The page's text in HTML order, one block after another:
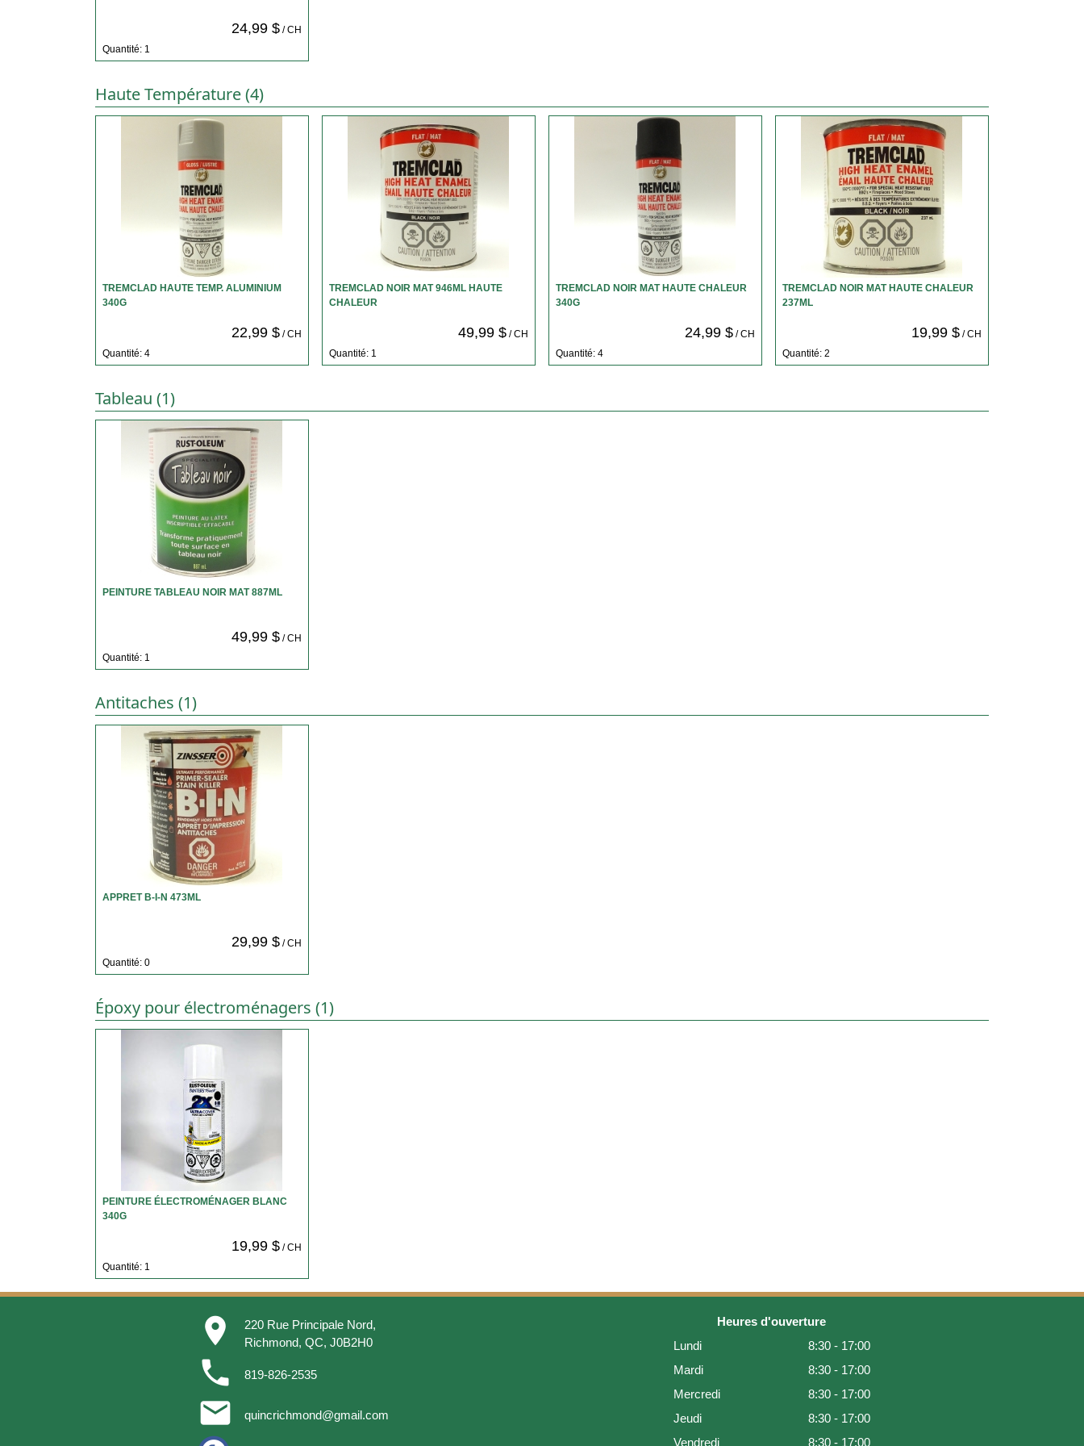
24,99 $/ CH
Quantité: 1
Haute Température (4)
TREMCLAD HAUTE TEMP. ALUMINIUM
340G
22,99 $/ CH
Quantité: 4
TREMCLAD NOIR MAT 946ML HAUTE
CHALEUR
49,99 $/ CH
Quantité: 1
TREMCLAD NOIR MAT HAUTE CHALEUR
340G
24,99 $/ CH
Quantité: 4
TREMCLAD NOIR MAT HAUTE CHALEUR
237ML
19,99 $/ CH
Quantité: 2
Tableau (1)
PEINTURE TABLEAU NOIR MAT 887ML
49,99 $/ CH
Quantité: 1
Antitaches (1)
APPRET B-I-N 473ML
29,99 $/ CH
Quantité: 0
Époxy pour électroménagers (1)
PEINTURE ÉLECTROMÉNAGER BLANC
340G
19,99 $/ CH
Quantité: 1
place
220 Rue Principale Nord,
Richmond, QC, J0B2H0
phone 819-826-2535
email quincrichmond@gmail.com
Heures d'ouverture
Lundi
8:30 - 17:00
Mardi
8:30 - 17:00
Mercredi
8:30 - 17:00
Jeudi
8:30 - 17:00
Vendredi
8:30 - 17:00